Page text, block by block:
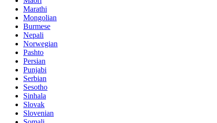
Marathi
Mongolian
Burmese
Nepali
Norwegian
Pashto
Persian
Punjabi
Serbian
Sesotho
Sinhala
Slovak
Slovenian